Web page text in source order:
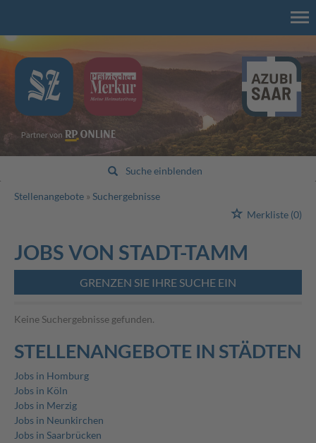
Suche einblenden
Stellenangebote
Suchergebnisse
Merkliste (0)
JOBS VON STADT-TAMM
GRENZEN SIE IHRE SUCHE EIN
Keine Suchergebnisse gefunden.
STELLENANGEBOTE IN STÄDTEN
Jobs in Homburg
Jobs in Köln
Jobs in Merzig
Jobs in Neunkirchen
Jobs in Saarbrücken